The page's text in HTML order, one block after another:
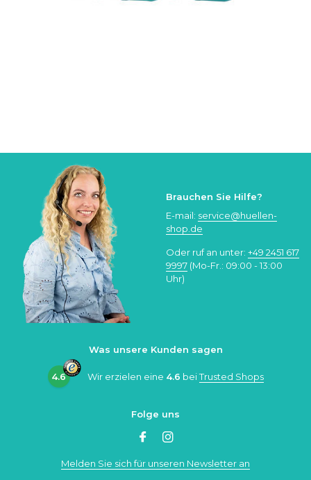
Brauchen Sie Hilfe?
E-mail: service@huellen-
shop.de
Oder ruf an unter: +49 2451 617
9997 (Mo-Fr.: 09:00 - 13:00
Uhr)
Was unsere Kunden sagen
4.6 Wir erzielen eine 4.6 beiTrusted Shops
Folge uns
Melden Sie sich für unseren Newsletter an